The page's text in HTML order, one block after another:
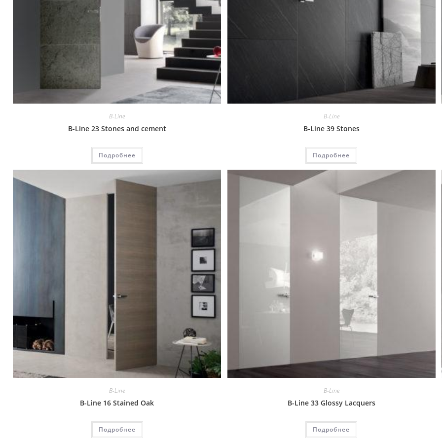
B-Line
B-Line 23 Stones and cement
Подробнее
B-Line
B-Line 39 Stones
Подробнее
B-Line
B-Line 16 Stained Oak
Подробнее
B-Line
B-Line 33 Glossy Lacquers
Подробнее